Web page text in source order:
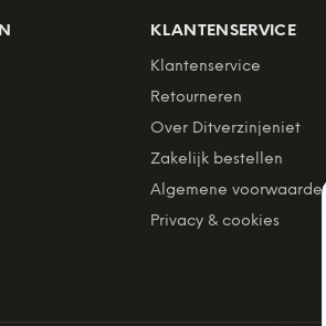
KLANTENSERVICE
Klantenservice
Retourneren
Over Ditverzinjeniet
Zakelijk bestellen
Algemene voorwaarden
Privacy & cookies